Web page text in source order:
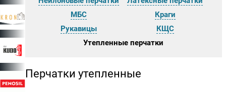
МБС
Краги
Рукавицы
КЩС
Утепленные перчатки
Перчатки утепленные